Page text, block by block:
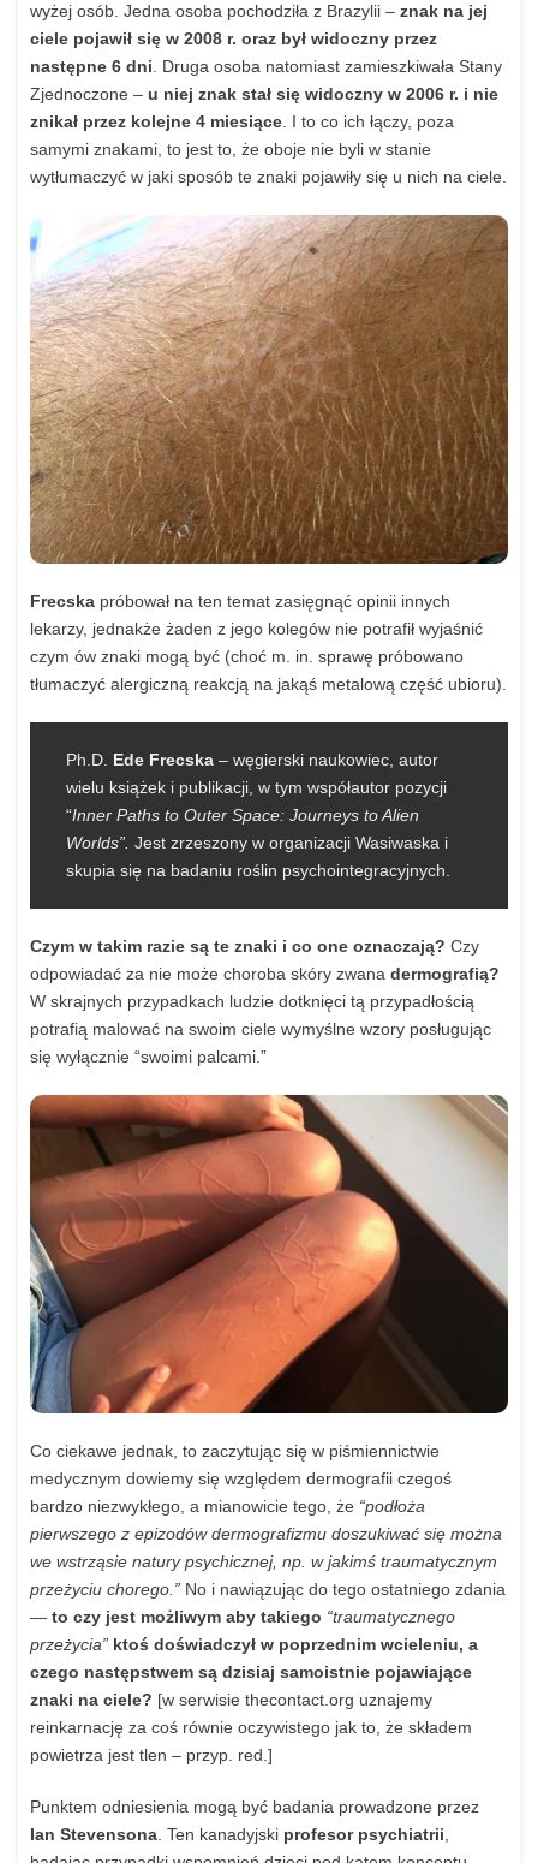
wyżej osób. Jedna osoba pochodziła z Brazylii – znak na jej
ciele pojawił się w 2008 r. oraz był widoczny przez
następne 6 dni . Druga osoba natomiast zamieszkiwała Stany
Zjednoczone – u niej znak stał się widoczny w 2006 r. i nie
znikał przez kolejne 4 miesiące . I to co ich łączy, poza
samymi znakami, to jest to, że oboje nie byli w stanie
wytłumaczyć w jaki sposób te znaki pojawiły się u nich na ciele.
Frecska próbował na ten temat zasięgnąć opinii innych
lekarzy, jednakże żaden z jego kolegów nie potrafił wyjaśnić
czym ów znaki mogą być (choć m. in. sprawę próbowano
tłumaczyć alergiczną reakcją na jakąś metalową część ubioru).
Ph.D. Ede Frecska – węgierski naukowiec, autor
wielu książek i publikacji, w tym współautor pozycji
“Inner Paths to Outer Space: Journeys to Alien
Worlds”. Jest zrzeszony w organizacji Wasiwaska i
skupia się na badaniu roślin psychointegracyjnych.
Czym w takim razie są te znaki i co one oznaczają? Czy
odpowiadać za nie może choroba skóry zwana dermografią?
W skrajnych przypadkach ludzie dotknięci tą przypadłością
potrafią malować na swoim ciele wymyślne wzory posługując
się wyłącznie “swoimi palcami.”
Co ciekawe jednak, to zaczytując się w piśmiennictwie
medycznym dowiemy się względem dermografii czegoś
bardzo niezwykłego, a mianowicie tego, że “podłoża
pierwszego z epizodów dermografizmu doszukiwać się można
we wstrząsie natury psychicznej, np. w jakimś traumatycznym
przeżyciu chorego.” No i nawiązując do tego ostatniego zdania
— to czy jest możliwym aby takiego “traumatycznego
przeżycia” ktoś doświadczył w poprzednim wcieleniu, a
czego następstwem są dzisiaj samoistnie pojawiające
znaki na ciele? [w serwisie thecontact.org uznajemy
reinkarnację za coś równie oczywistego jak to, że składem
powietrza jest tlen – przyp. red.]
Punktem odniesienia mogą być badania prowadzone przez
Ian Stevensona . Ten kanadyjski profesor psychiatrii